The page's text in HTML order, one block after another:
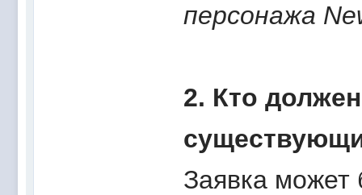
персонажа
2. Кто
Заявка может